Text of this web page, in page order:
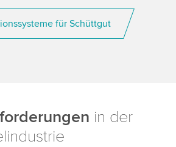
für Schüttgut
in der